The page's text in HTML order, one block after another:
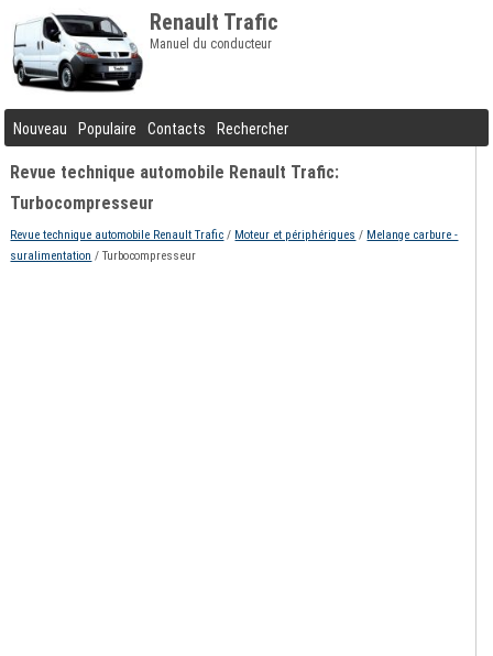
Renault Trafic
Manuel du conducteur
Nouveau Populaire Contacts Rechercher
Revue technique automobile Renault Trafic:
Turbocompresseur
Revue technique automobile Renault Trafic / Moteur et périphériques / Melange carbure -
suralimentation / Turbocompresseur